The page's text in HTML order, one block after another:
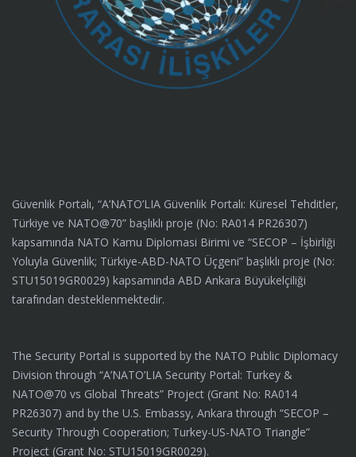
Güvenlik Portalı, “A’NATO’LIA Güvenlik Portalı: Küresel Tehditler,
Türkiye ve NATO@70” başlıklı proje (No: RA014 PR26307)
kapsamında NATO Kamu Diplomasi Birimi ve “SECOP – İşbirliği
Yoluyla Güvenlik; Türkiye-ABD-NATO Üçgeni” başlıklı proje (No:
STU15019GR0029) kapsamında ABD Ankara Büyükelçiliği
tarafından desteklenmektedir.
The Security Portal is supported by the NATO Public Diplomacy
Division through “A’NATO’LIA Security Portal: Turkey &
NATO@70 vs Global Threats” Project (Grant No: RA014
PR26307) and by the U.S. Embassy, Ankara through “SECOP –
Security Through Cooperation; Turkey-US-NATO Triangle”
Project (Grant No: STU15019GR0029).